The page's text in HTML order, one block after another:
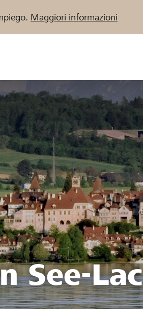
Maggiori informazioni
See-Lac